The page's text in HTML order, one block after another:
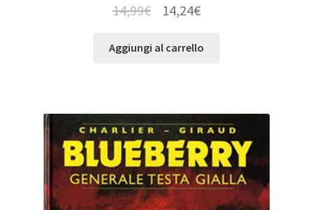
14,99€ 14,24€
Aggiungi al carrello